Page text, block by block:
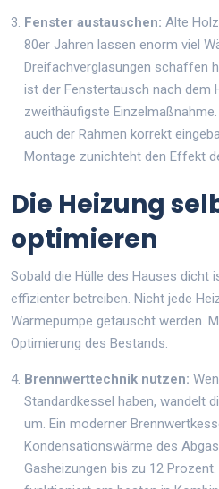
Fenster austauschen: Alte
80er Jahren lassen enorm viel
Dreifachverglasungen schaffen
ist der Fenstertausch nach dem
zweithäufigste
auch der Rahmen korrekt
Montage zunichteht den Effekt
Die Heizung
optimieren
Sobald die Hülle des Hauses dicht
effizienter betreiben. Nicht jede
Wärmepumpe getauscht werden.
Optimierung des Bestands.
Brennwerttechnik nutzen:
Standardkessel haben, wandelt
um. Ein moderner
Kondensationswärme des
Gasheizungen bis zu 12